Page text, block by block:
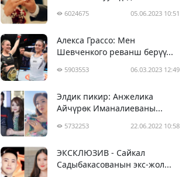
6024675 05.06.2023 10:51
Алекса Грассо: Мен
Шевченкого реванш берүү...
5903553 06.03.2023 12:49
Элдик пикир: Анжелика
Айчүрөк Иманалиеваны...
5732253 22.06.2022 10:58
ЭКСКЛЮЗИВ - Сайкал
Садыбакасованын экс-жол...